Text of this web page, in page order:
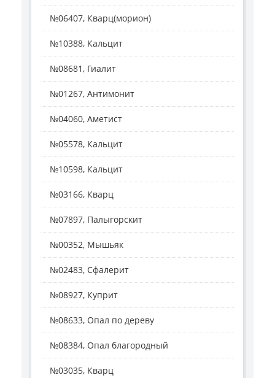
№06407, Кварц(морион)
№10388, Кальцит
№08681, Гиалит
№01267, Антимонит
№04060, Аметист
№05578, Кальцит
№10598, Кальцит
№03166, Кварц
№07897, Палыгорскит
№00352, Мышьяк
№02483, Сфалерит
№08927, Куприт
№08633, Опал по дереву
№08384, Опал благородный
№03035, Кварц